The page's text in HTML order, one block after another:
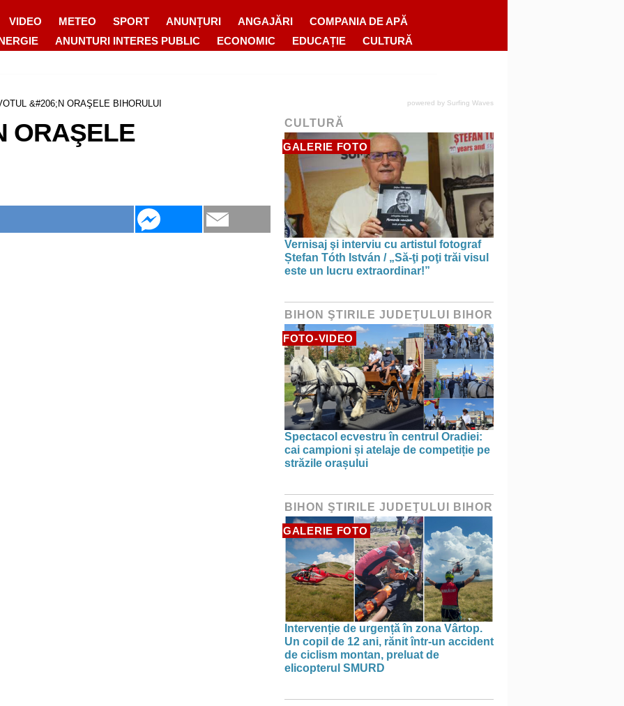
VIDEO METEO SPORT ANUNȚURI ANGAJĂRI
COMPANIA DE APĂ
ANUNTURI INTERES PUBLIC ECONOMIC EDUCAȚIE CULTURĂ
&#206;N ORAŞELE BIHORULUI
ORAŞELE
powered by Surfing Waves
CULTURĂ
GALERIE FOTO
Vernisaj şi interviu cu artistul fotograf
Ștefan Tóth István / „Să-ţi poţi trăi visul
este un lucru extraordinar!”
BIHON ŞTIRILE JUDEŢULUI BIHOR
FOTO-VIDEO
Spectacol ecvestru în centrul Oradiei:
cai campioni și atelaje de competiție pe
străzile orașului
BIHON ŞTIRILE JUDEŢULUI BIHOR
GALERIE FOTO
Intervenție de urgență în zona Vârtop.
Un copil de 12 ani, rănit într-un accident
de ciclism montan, preluat de
elicopterul SMURD